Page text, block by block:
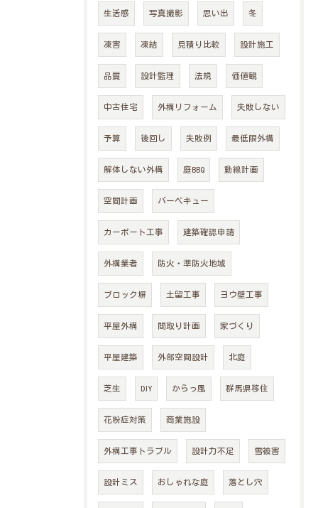
生活感 写真撮影 思い出 冬
凍害 凍結 見積り比較 設計施工
品質 設計監理 法規 価値観
中古住宅 外構リフォーム 失敗しない
予算 後回し 失敗例 最低限外構
解体しない外構 庭BBQ 動線計画
空間計画 バーベキュー
カーポート工事 建築確認申請
外構業者 防火・準防火地域
ブロック塀 土留工事 ヨウ壁工事
平屋外構 間取り計画 家づくり
平屋建築 外部空間設計 北庭
芝生 DIY からっ風 群馬県移住
花粉症対策 商業施設
外構工事トラブル 設計力不足 雪被害
設計ミス おしゃれな庭 落とし穴